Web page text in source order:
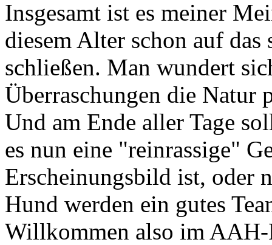
Insgesamt ist es meiner
diesem Alter schon auf
schließen. Man wundert
Überraschungen die Natur
Und am Ende aller Tage
es nun eine "reinrassige"
Erscheinungsbild ist, oder
Hund werden ein gutes
Willkommen also im